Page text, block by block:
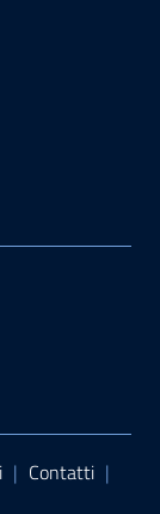
| Contatti |